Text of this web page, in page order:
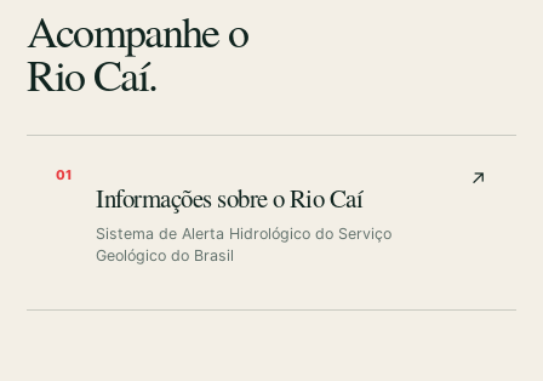
Acompanhe o
Rio Caí.
01
Informações sobre o Rio Caí
Sistema de Alerta Hidrológico do Serviço
Geológico do Brasil
↗